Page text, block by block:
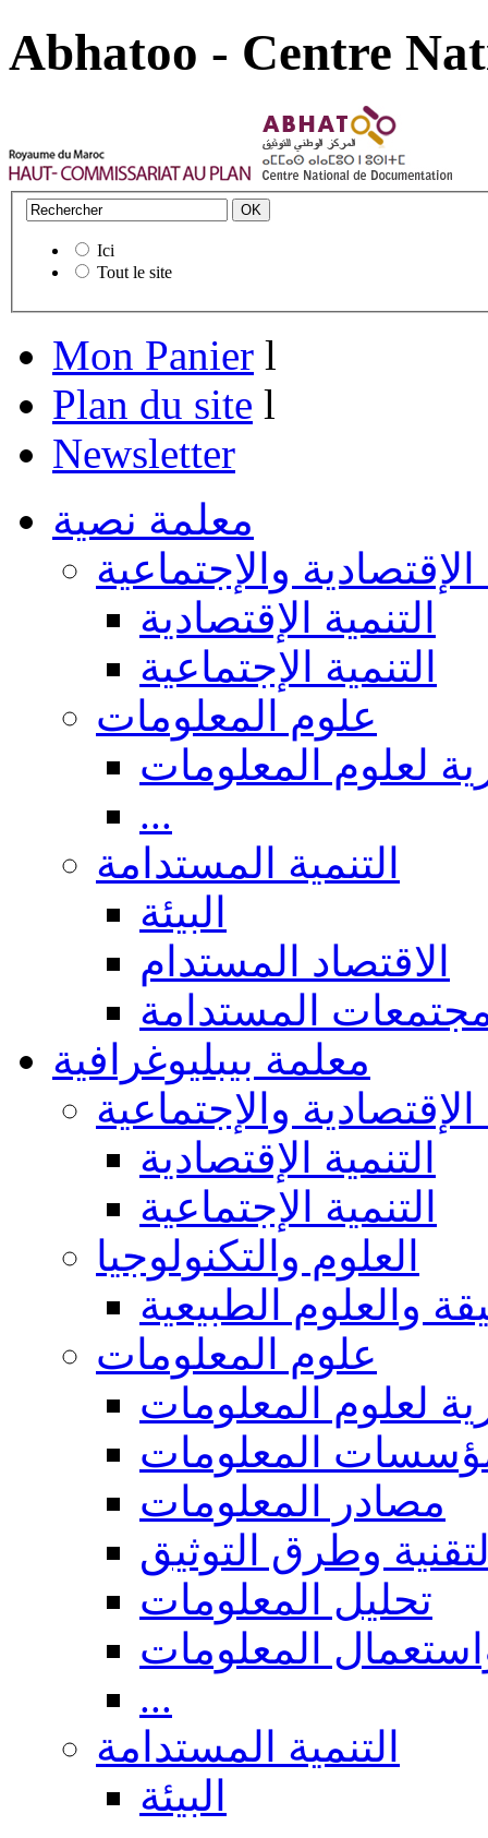
Abhatoo - Centre
Ici
Tout le site
Mon Panier l
Plan du site l
Newsletter
معلمة نصية
الإقتصادية والإجتماعية
التنمية الإقتصادية
التنمية الإجتماعية
علوم المعلومات
لعلوم المعلومات
...
التنمية المستدامة
البيئة
الاقتصاد المستدام
المستدامة
معلمة بيبليوغرافية
الإقتصادية والإجتماعية
التنمية الإقتصادية
التنمية الإجتماعية
العلوم والتكنولوجيا
والعلوم الطبيعية
علوم المعلومات
لعلوم المعلومات
المعلومات
مصادر المعلومات
وطرق التوثيق
تحليل المعلومات
المعلومات
...
التنمية المستدامة
البيئة